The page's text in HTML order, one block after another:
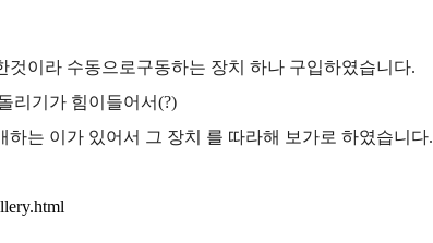
것이라 수동으로구동하는 장치 하나 구입하였습니다.
리기가 힘이들어서(?)
는 이가 있어서 그 장치 를 따라해 보가로 하였습니다.